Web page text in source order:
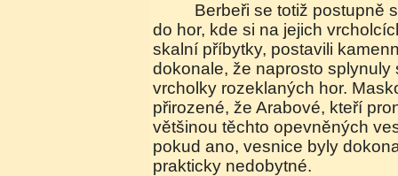
Berbeři se totiž postupně stáhli z rovin a pouští
do hor, kde si na jejich
skalní příbytky, postavili
dokonale, že naprosto splynuly
vrcholky rozeklaných hor.
přirozené, že Arabové, kteří
většinou těchto opevněných
pokud ano, vesnice byly
prakticky nedobytné.